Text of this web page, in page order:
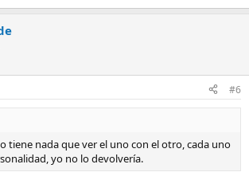
#6
tiene nada que ver el uno con el otro, cada uno
yo no lo devolvería.